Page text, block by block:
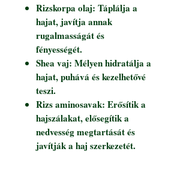
Rizskorpa olaj: Táplálja a
hajat, javítja annak
rugalmasságát és
fényességét.
Shea vaj: Mélyen hidratálja a
hajat, puhává és kezelhetővé
teszi.
Rizs aminosavak: Erősítik a
hajszálakat, elősegítik a
nedvesség megtartását és
javítják a haj szerkezetét.